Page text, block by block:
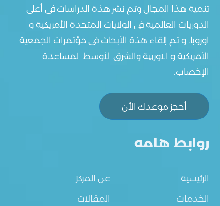
روابط هامه
الرئيسية
عن المركز
الخدمات
المقالات
تنمية هذا المجال وتم نشر هذة الدراسات فى أعلى
الدوريات العالمية فى الولايات المتحدة الأمريكية و
اوروبا. و تم إلقاء هذة الأبحاث فى مؤتمرات الجمعية
الأمريكية و الاوربية والشرق الأوسط لمساعدة
الإخصاب.
أحجز موعدك الأن